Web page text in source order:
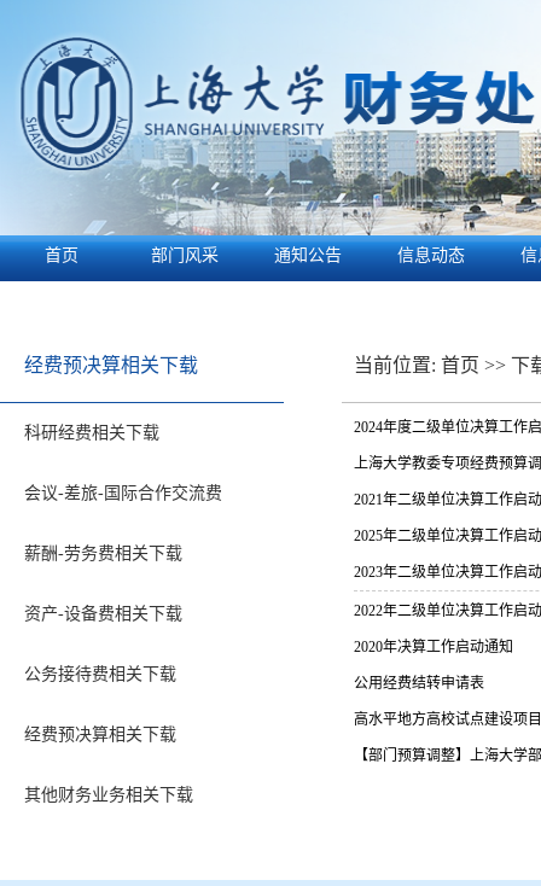
首页 部门风采 通知公告 信息动态 信
经费预决算相关下载
科研经费相关下载
会议-差旅-国际合作交流费
薪酬-劳务费相关下载
资产-设备费相关下载
公务接待费相关下载
经费预决算相关下载
其他财务业务相关下载
当前位置: 首页 >> 下
2024年度二级单位决算工作
上海大学教委专项经费预算
2021年二级单位决算工作启
2025年二级单位决算工作启
2023年二级单位决算工作启
2022年二级单位决算工作启
2020年决算工作启动通知
公用经费结转申请表
高水平地方高校试点建设项
【部门预算调整】上海大学